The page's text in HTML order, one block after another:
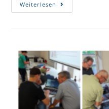
Weiterlesen